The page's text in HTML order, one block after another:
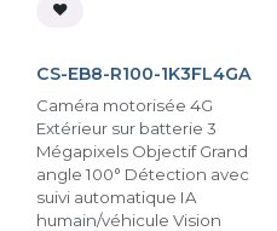
aboiements/miaulements
256Go Communication
bidirectionelle Alimentation
incluse
CS-EB8-R100-1K3FL4GA
Caméra motorisée 4G
Extérieur sur batterie 3
Mégapixels Objectif Grand
angle 100° Détection avec
suivi automatique IA
humain/véhicule Vision